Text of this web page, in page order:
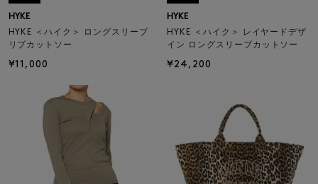
HYKE
HYKE ＜ハイク＞ ロングスリーブ
リブカットソー
¥11,000
HYKE
HYKE ＜ハイク＞ レイヤードデザ
イン ロングスリーブカットソー
¥24,200